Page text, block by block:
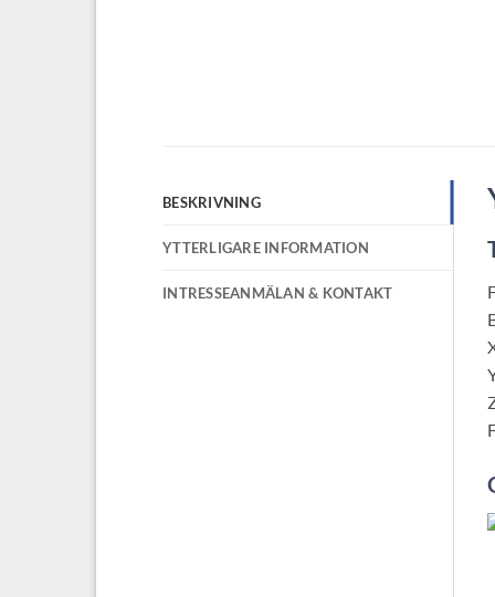
BESKRIVNING
YTTERLIGARE INFORMATION
INTRESSEANMÄLAN & KONTAKT